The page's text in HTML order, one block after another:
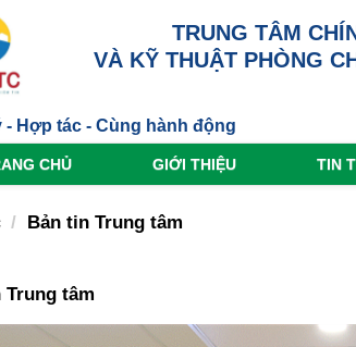
TRUNG TÂM
VÀ KỸ THUẬT PHÒNG
- Hợp tác - Cùng hành động
CHỦ GIỚI THIỆU TIN
Bản tin Trung tâm
Trung tâm